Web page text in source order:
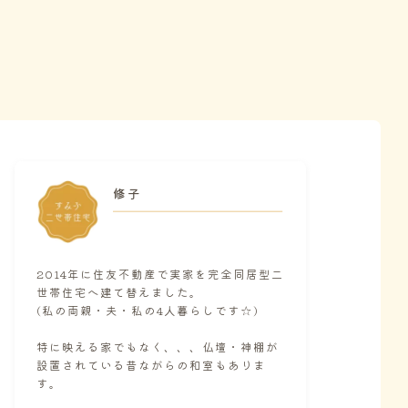
修子
2014年に住友不動産で実家を完全同居型二
世帯住宅へ建て替えました。
(私の両親・夫・私の4人暮らしです☆)
特に映える家でもなく、、、仏壇・神棚が
設置されている昔ながらの和室もありま
す。